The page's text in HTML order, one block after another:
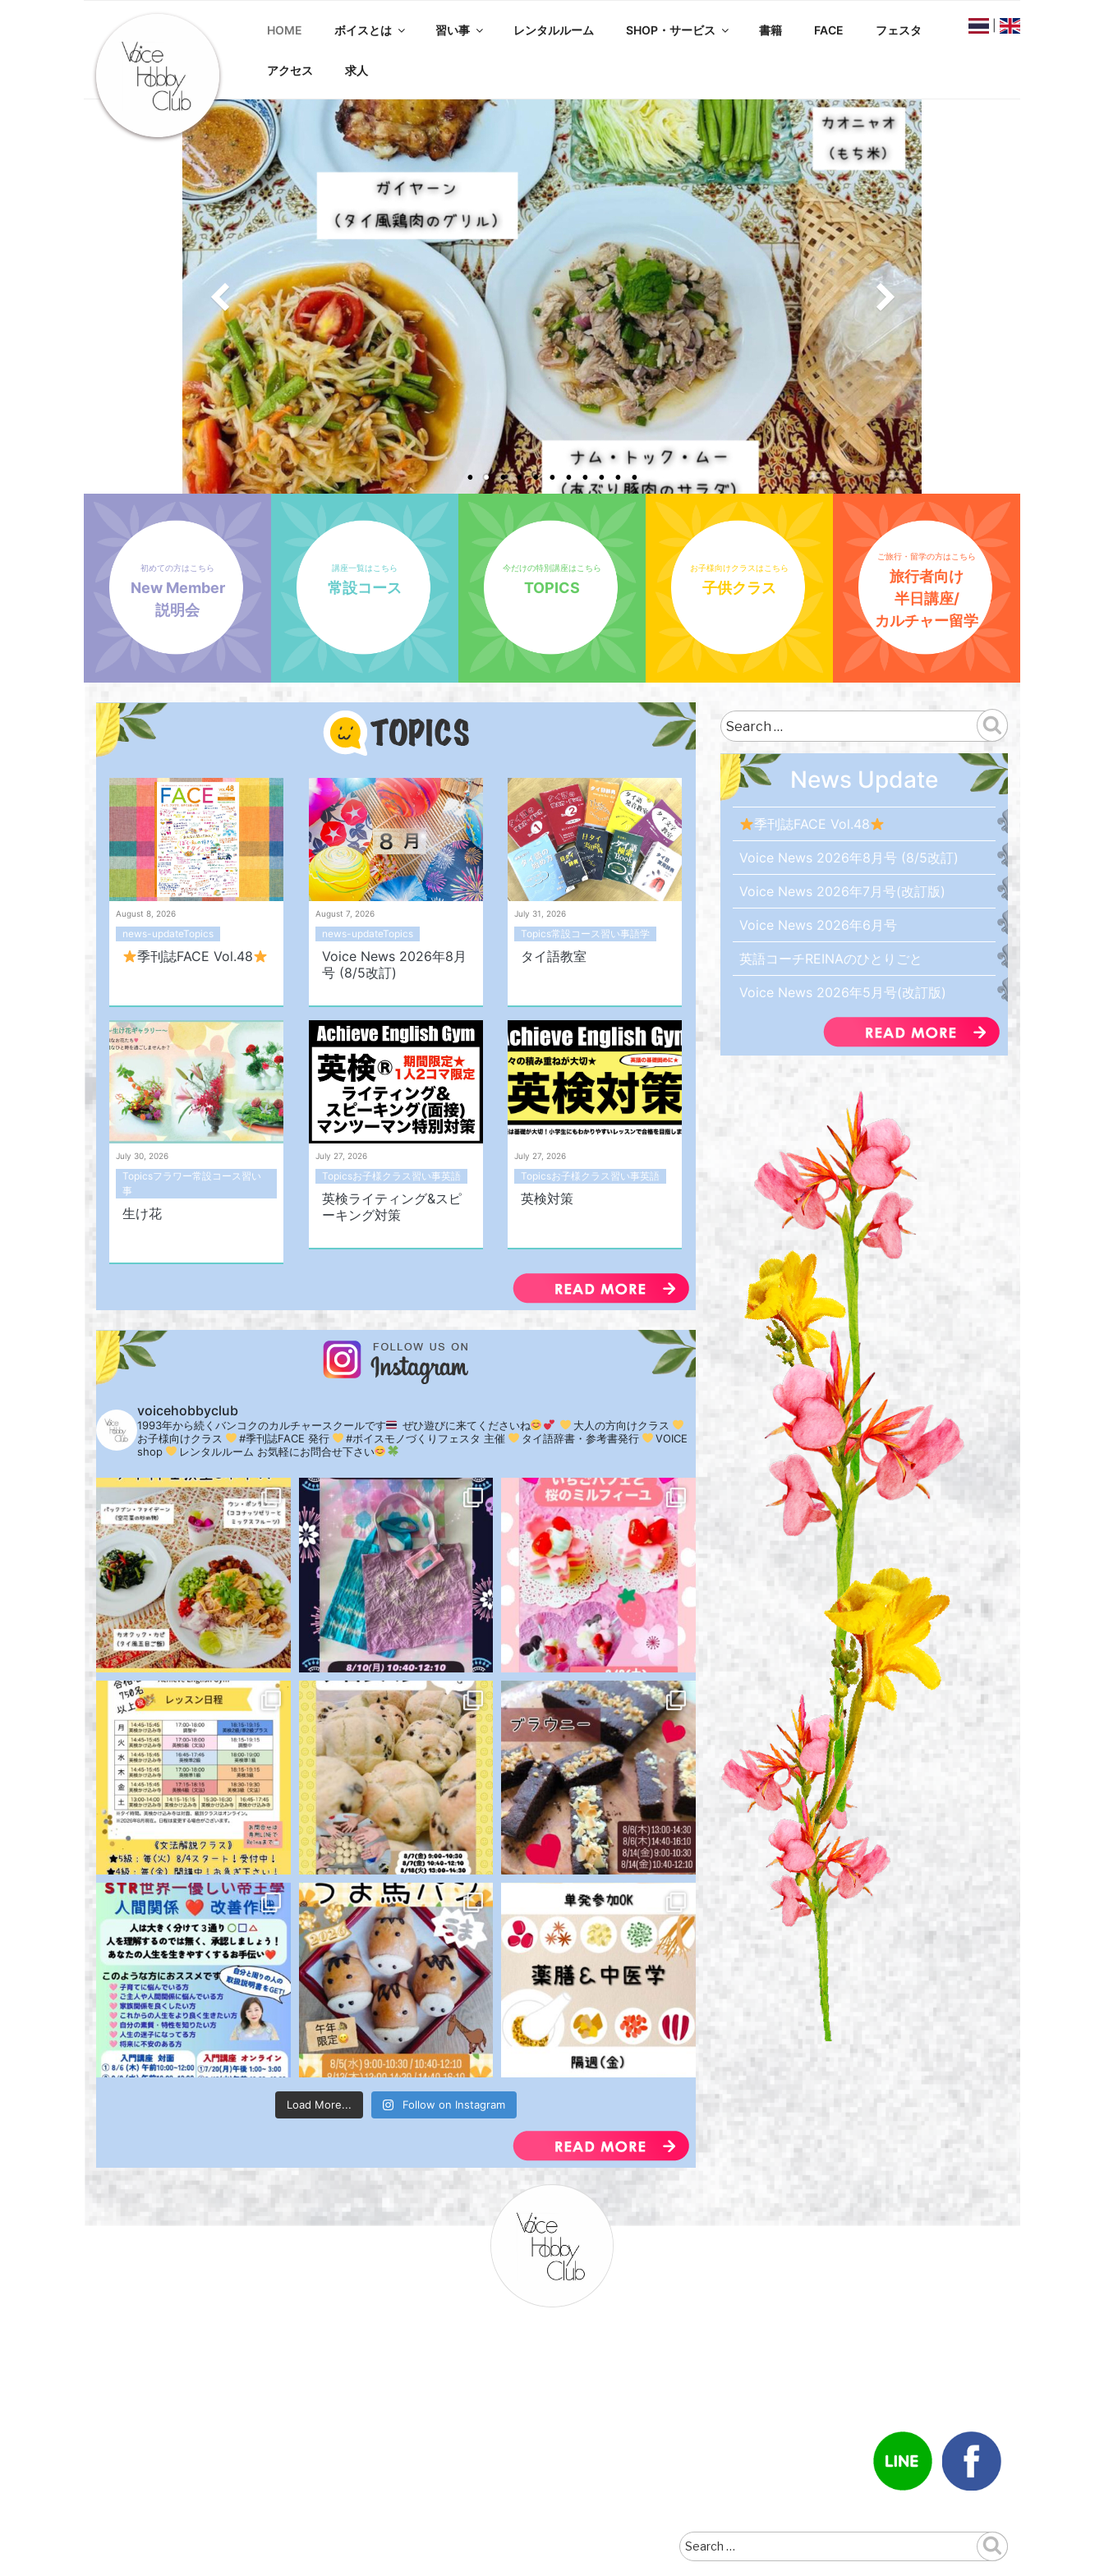
HOME ボイスとは 習い事 レンタルルーム SHOP・サービス 書籍 FACE フェスタ
アクセス 求人
初めての方はこちら
New Member
説明会
講座一覧はこちら
常設コース
今だけの特別講座はこちら
TOPICS
お子様向けクラスはこちら
子供クラス
ご旅行・留学の方はこちら
旅行者向け
半日講座/
カルチャー留学
August 8, 2026
news-updateTopics
季刊誌FACE Vol.48
August 7, 2026
news-updateTopics
Voice News 2026年8月
号 (8/5改訂)
July 31, 2026
Topics常設コース習い事語学
タイ語教室
July 30, 2026
Topicsフラワー常設コース習い
事
生け花
July 27, 2026
Topicsお子様クラス習い事英語
英検ライティング&スピ
ーキング対策
July 27, 2026
Topicsお子様クラス習い事英語
英検対策
voicehobbyclub
1993年から続くバンコクのカルチャースクールです ぜひ遊びに来てくださいね
大人の方向けクラス
お子様向けクラス
#季刊誌FACE 発行 #ボイスモノづくりフェスタ 主催 タイ語辞書・参考書発行
VOICE
shop
レンタルルーム お気軽にお問合せ下さい
Load More... Follow on Instagram
Search
for:
News Update
季刊誌FACE Vol.48
Voice News 2026年8月号 (8/5改訂)
Voice News 2026年7月号(改訂版)
Voice News 2026年6月号
英語コーチREINAのひとりごと
Voice News 2026年5月号(改訂版)
for: